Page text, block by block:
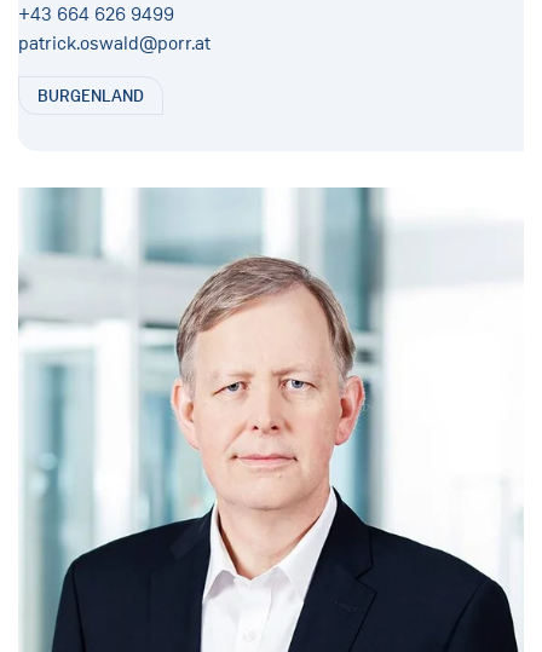
+43 664 626 9499
patrick.oswald@porr.at
BURGENLAND